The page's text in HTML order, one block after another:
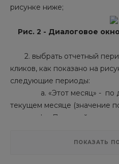
ПОКАЗАТЬ
рисунке ниже;
Рис. 2 - Диалоговое
2. выбрать отчетный
кликов, как показано на
следующие периоды:
a. «Этот месяц» - по
текущем месяце (значение
b. «Прошлый месяц» -
с. «Эта неделя» - по